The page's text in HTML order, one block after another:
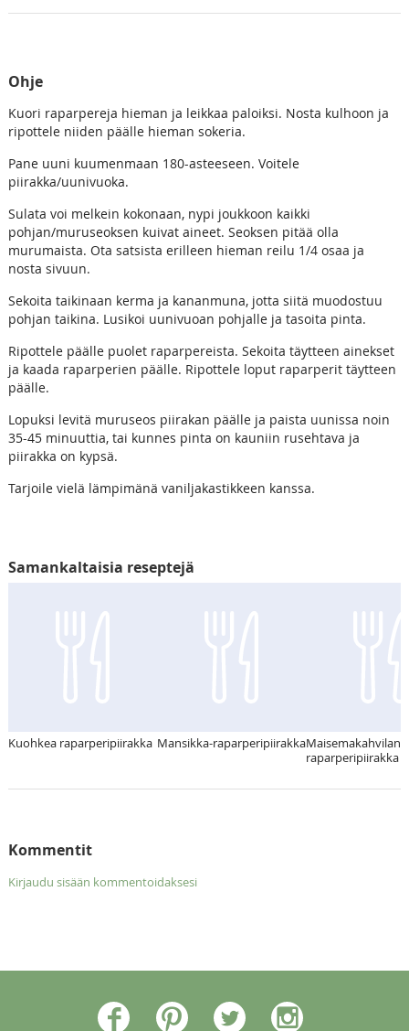
Ohje
Kuori raparpereja hieman ja leikkaa paloiksi. Nosta kulhoon ja
ripottele niiden päälle hieman sokeria.
Pane uuni kuumenmaan 180-asteeseen. Voitele
piirakka/uunivuoka.
Sulata voi melkein kokonaan, nypi joukkoon kaikki
pohjan/muruseoksen kuivat aineet. Seoksen pitää olla
murumaista. Ota satsista erilleen hieman reilu 1/4 osaa ja
nosta sivuun.
Sekoita taikinaan kerma ja kananmuna, jotta siitä muodostuu
pohjan taikina. Lusikoi uunivuoan pohjalle ja tasoita pinta.
Ripottele päälle puolet raparpereista. Sekoita täytteen ainekset
ja kaada raparperien päälle. Ripottele loput raparperit täytteen
päälle.
Lopuksi levitä muruseos piirakan päälle ja paista uunissa noin
35-45 minuuttia, tai kunnes pinta on kauniin rusehtava ja
piirakka on kypsä.
Tarjoile vielä lämpimänä vaniljakastikkeen kanssa.
Samankaltaisia reseptejä
Kuohkea raparperipiirakka Mansikka-raparperipiirakkaMaisemakahvilan
raparperipiirakka
Kommentit
Kirjaudu sisään kommentoidaksesi